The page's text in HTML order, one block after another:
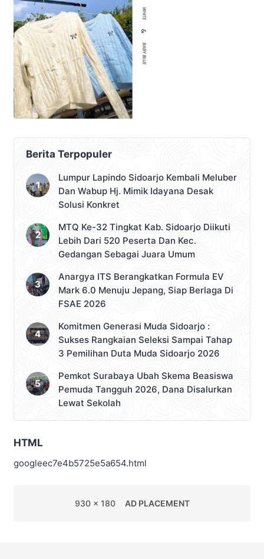
Berita Terpopuler
Lumpur Lapindo Sidoarjo Kembali Meluber
Dan Wabup Hj. Mimik Idayana Desak
Solusi Konkret
MTQ Ke-32 Tingkat Kab. Sidoarjo Diikuti
Lebih Dari 520 Peserta Dan Kec.
Gedangan Sebagai Juara Umum
Anargya ITS Berangkatkan Formula EV
Mark 6.0 Menuju Jepang, Siap Berlaga Di
FSAE 2026
Komitmen Generasi Muda Sidoarjo :
Sukses Rangkaian Seleksi Sampai Tahap
3 Pemilihan Duta Muda Sidoarjo 2026
Pemkot Surabaya Ubah Skema Beasiswa
Pemuda Tangguh 2026, Dana Disalurkan
Lewat Sekolah
HTML
googleec7e4b5725e5a654.html
930 x 180 AD PLACEMENT